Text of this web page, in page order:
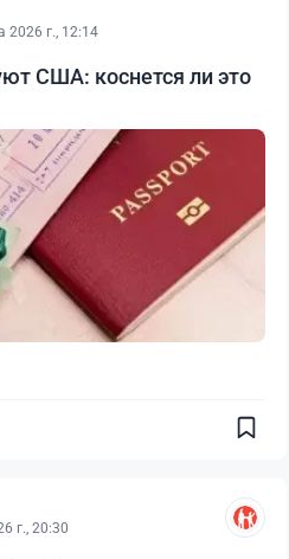
2026 г., 12:14
США: коснется ли это
г., 20:30